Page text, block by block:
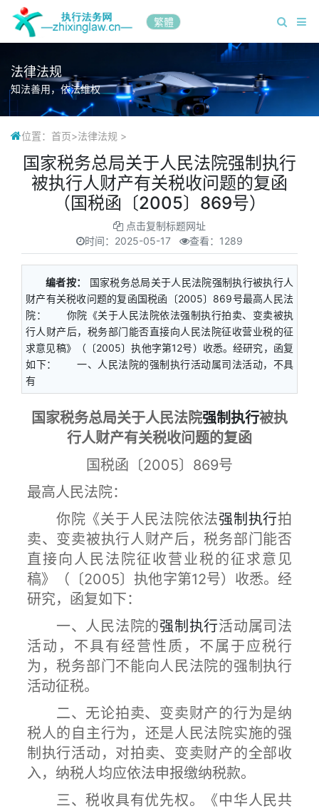
繁體
法律法规
知法善用，依法维权
位置： 首页>法律法规 >
国家税务总局关于人民法院强制执行
被执行人财产有关税收问题的复函
（国税函〔2005〕869号）
点击复制标题网址
时间： 2025-05-17 查看：1289
编者按：
国家税务总局关于人民法院强制执行被执行人
财产有关税收问题的复函国税函〔2005〕869号最高人民法
院： 你院《关于人民法院依法强制执行拍卖、变卖被执
行人财产后，税务部门能否直接向人民法院征收营业税的征
求意见稿》（〔2005〕执他字第12号）收悉。经研究，函复
如下： 一、人民法院的强制执行活动属司法活动，不具
有
国家税务总局关于人民法院强制执行被执
行人财产有关税收问题的复函
国税函〔2005〕869号
最高人民法院：
你院《关于人民法院依法强制执行拍
卖、变卖被执行人财产后，税务部门能否
直接向人民法院征收营业税的征求意见
稿》（〔2005〕执他字第12号）收悉。经
研究，函复如下：
一、人民法院的强制执行活动属司法
活动，不具有经营性质，不属于应税行
为，税务部门不能向人民法院的强制执行
活动征税。
二、无论拍卖、变卖财产的行为是纳
税人的自主行为，还是人民法院实施的强
制执行活动，对拍卖、变卖财产的全部收
入，纳税人均应依法申报缴纳税款。
三、税收具有优先权。《中华人民共